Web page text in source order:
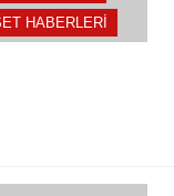
HABERLERI